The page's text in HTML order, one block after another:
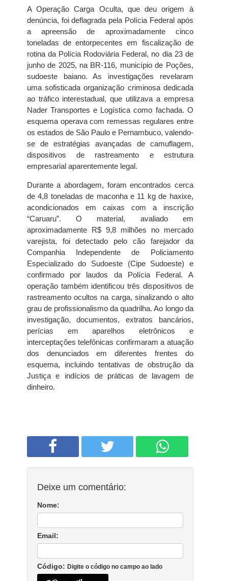
A Operação Carga Oculta, que deu origem à
denúncia, foi deflagrada pela Polícia Federal após
a apreensão de aproximadamente cinco
toneladas de entorpecentes em fiscalização de
rotina da Polícia Rodoviária Federal, no dia 23 de
junho de 2025, na BR-116, município de Poções,
sudoeste baiano. As investigações revelaram
uma sofisticada organização criminosa dedicada
ao tráfico interestadual, que utilizava a empresa
Nader Transportes e Logística como fachada. O
esquema operava com remessas regulares entre
os estados de São Paulo e Pernambuco, valendo-
se de estratégias avançadas de camuflagem,
dispositivos de rastreamento e estrutura
empresarial aparentemente legal.
Durante a abordagem, foram encontrados cerca
de 4,8 toneladas de maconha e 11 kg de haxixe,
acondicionados em caixas com a inscrição
“Caruaru”. O material, avaliado em
aproximadamente R$ 9,8 milhões no mercado
varejista, foi detectado pelo cão farejador da
Companhia Independente de Policiamento
Especializado do Sudoeste (Cipe Sudoeste) e
confirmado por laudos da Polícia Federal. A
operação também identificou três dispositivos de
rastreamento ocultos na carga, sinalizando o alto
grau de profissionalismo da quadrilha. Ao longo da
investigação, documentos, extratos bancários,
perícias em aparelhos eletrônicos e
interceptações telefônicas confirmaram a atuação
dos denunciados em diferentes frentes do
esquema, incluindo tentativas de obstrução da
Justiça e indícios de práticas de lavagem de
dinheiro.
Deixe um comentário:
Nome:
Email:
Código: Digite o código no campo ao lado